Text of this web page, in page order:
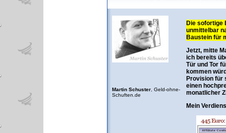
Die sofortige
unmittelbar
Baustein für
Jetzt, mitte
ich bereits
Tür und Tor
kommen
Provision für
einen
monatlicher
Mein
Martin Schuster, Geld-ohne-
Schuften.de